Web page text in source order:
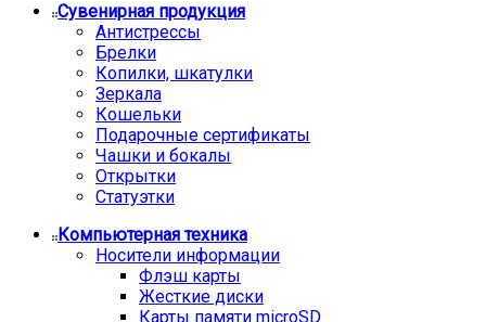
Сувенирная продукция
Антистрессы
Брелки
Копилки, шкатулки
Зеркала
Кошельки
Подарочные сертификаты
Чашки и бокалы
Открытки
Статуэтки
Компьютерная техника
Носители информации
Флэш карты
Жесткие диски
Карты памяти microSD